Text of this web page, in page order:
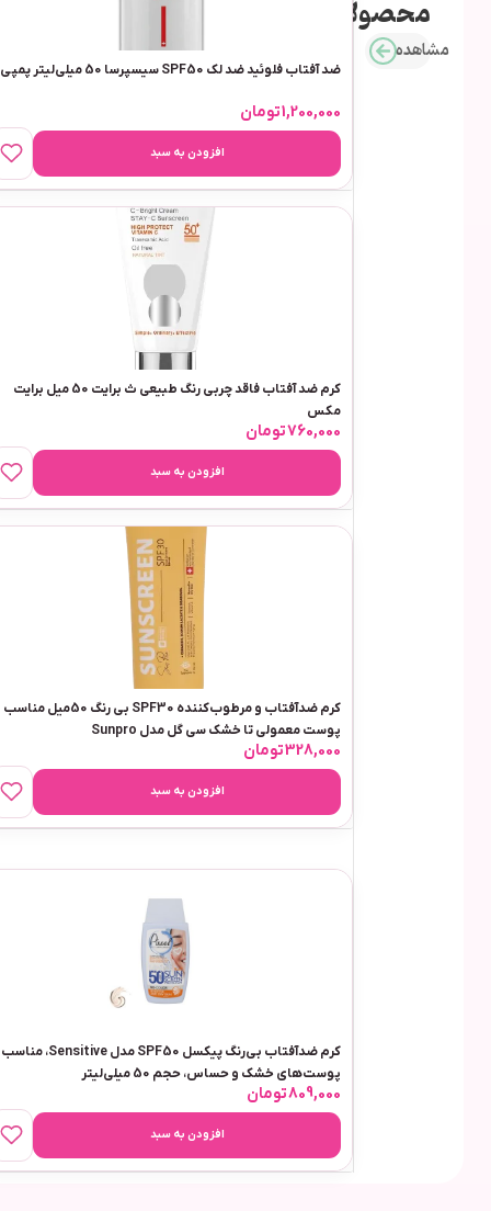
محصولات
مشاهده
ضد آفتاب فلوئید ضد لک SPF50 سیسپرسا 50 میلی‌لیتر پمپی
1,200,000تومان
افزودن به سبد
کرم ضد آفتاب فاقد چربی رنگ طبیعی ث برایت 50 میل برایت
مکس
760,000تومان
افزودن به سبد
کرم ضدآفتاب و مرطوب‌کننده SPF30 بی رنگ 50میل مناسب
پوست معمولی تا خشک سی گل مدل Sunpro
328,000تومان
افزودن به سبد
کرم ضدآفتاب بی‌رنگ پیکسل SPF50 مدل Sensitive، مناسب
پوست‌های خشک و حساس، حجم 50 میلی‌لیتر
809,000تومان
افزودن به سبد